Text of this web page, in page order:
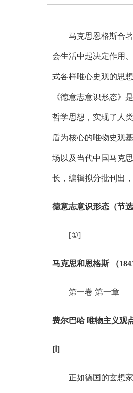
马克思恩格斯合著
会生活中起决定作用
式各样唯心史观的思
《德意志意识形态》
哲学思想，实现了人
盾为核心的唯物史观
场以及当代中国马克
长，编辑拟分批刊出，
德意志意识形态（节选
[①]
马克思和恩格斯 （
第一卷 第一章
费尔巴哈 唯物主义观
[Ⅰ]
正如德国的玄想家